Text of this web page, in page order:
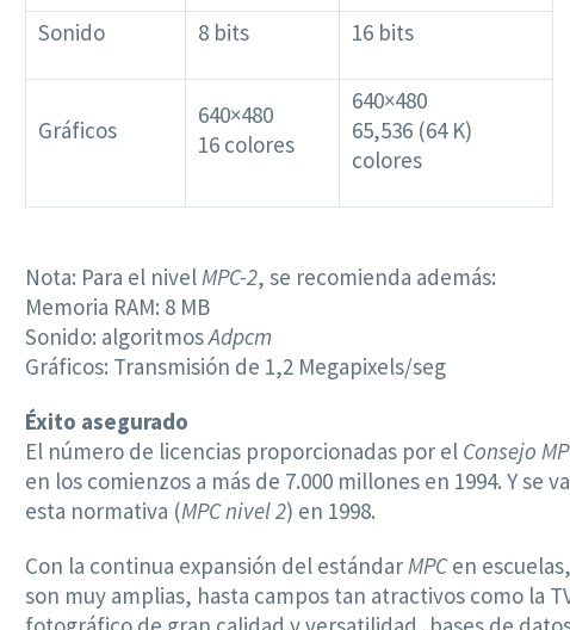
Sonido 8 bits 16 bits
Gráficos
640×480
16 colores
640×480
65,536 (64 K)
colores
Nota: Para el nivel MPC-2, se recomienda además:
Memoria RAM: 8 MB
Sonido: algoritmosAdpcm
Gráficos: Transmisión de 1,2 Megapixels/seg
Éxito asegurado
El número de licencias proporcionadas por el Consejo
en los comienzos a más de 7.000 millones en 1994. Y
esta normativa (MPC nivel 2) en 1998.
Con la continua expansión del estándar MPCen
son muy amplias, hasta campos tan atractivos como